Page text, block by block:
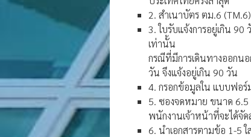
2. สำเนาบัตร ตม.6
3. ใบรับแจ้งการอยู่เกิน
เท่านั้น
กรณีที่มีการเดินทางออกน
วัน จึงแจ้งอยู่เกิน 90 วัน
4. กรอกข้อมูลใน แบบฟอ
5. ซองจดหมาย ขนาด
พนักงานเจ้าหน้าที่จะได้จั
6. นำเอกสารตามข้อ 1-5